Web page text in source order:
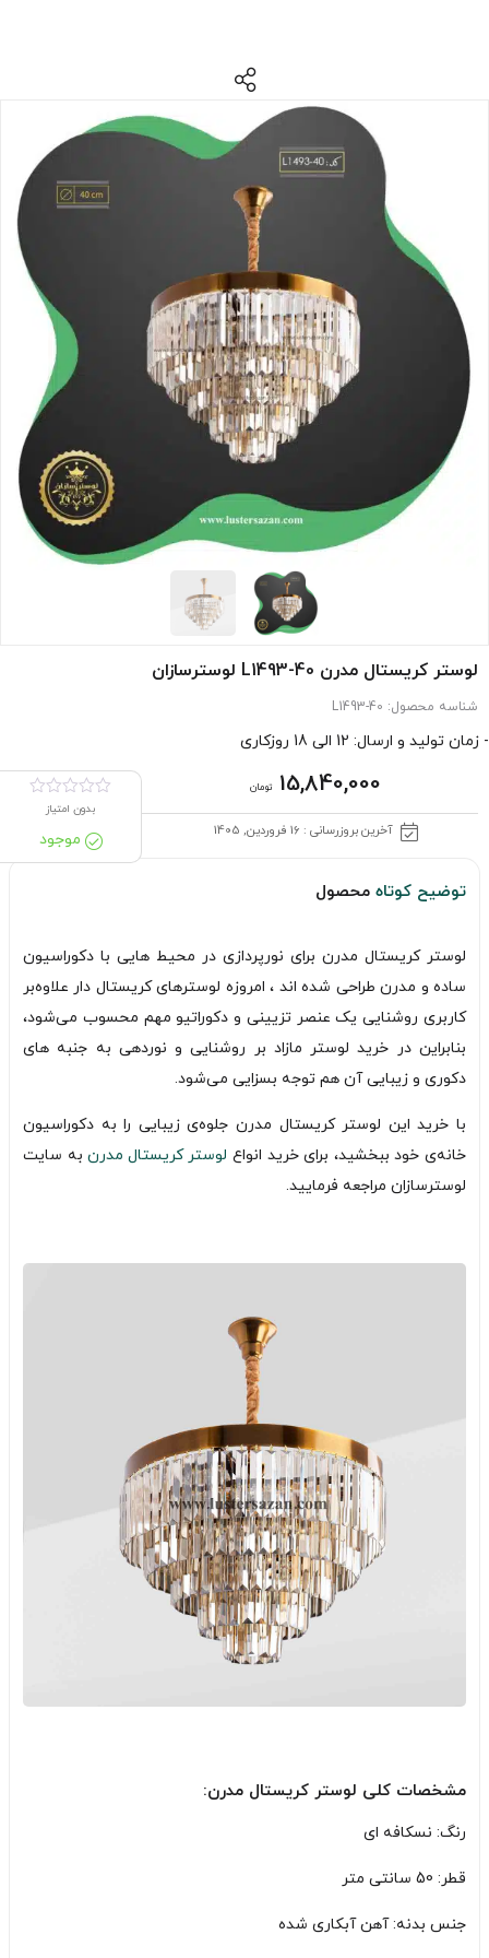
لوستر کریستال مدرن L1493-40 لوسترسازان
شناسه محصول: L1493-40
- زمان تولید و ارسال: 12 الی 18 روزکاری
15,840,000 تومان
آخرین بروزرسانی : 16 فروردین, 1405
بدون امتیاز
موجود
توضیح کوتاه محصول
لوستر کریستال مدرن برای نورپردازی در محیط هایی با دکوراسیون
ساده و مدرن طراحی شده اند ، امروزه لوسترهای کریستال دار علاوه‌بر
کاربری روشنایی یک عنصر تزیینی و دکوراتیو مهم محسوب می‌شود،
بنابراین در خرید لوستر مازاد بر روشنایی و نوردهی به جنبه های
دکوری و زیبایی آن هم توجه بسزایی می‌شود.
با خرید این لوستر کریستال مدرن جلوه‌ی زیبایی را به دکوراسیون
خانه‌ی خود ببخشید، برای خرید انواع لوستر کریستال مدرنبه سایت
لوسترسازان مراجعه فرمایید.
مشخصات کلی لوستر کریستال مدرن:
رنگ: نسکافه ای
قطر: 50 سانتی متر
جنس بدنه: آهن آبکاری شده